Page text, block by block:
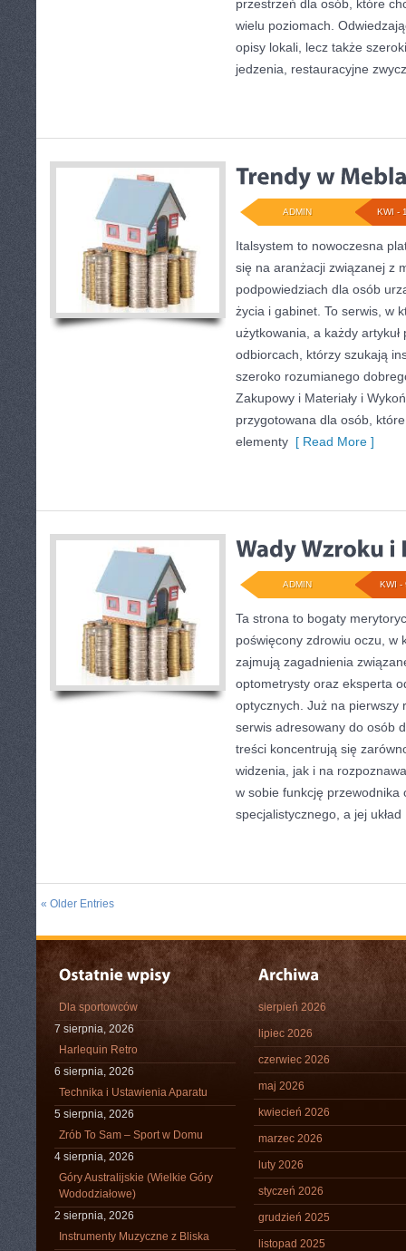
przestrzeń dla osób, które
wielu poziomach.
opisy lokali, lecz także
jedzenia, restauracyjne
KWI -
ADMIN
Italsystem to nowoczesna
się na aranżacji związanej z
podpowiedziach dla osób
życia i gabinet. To serwis, w
użytkowania, a każdy
odbiorcach, którzy szukają
szeroko rozumianego
Zakupowy i Materiały i
przygotowana dla osób,
elementy [ Read More ]
KWI -
ADMIN
Ta strona to bogaty
poświęcony zdrowiu oczu, w
zajmują zagadnienia
optometrysty oraz eksperta
optycznych. Już na pierwszy
serwis adresowany do osób
treści koncentrują się
widzenia, jak i na
w sobie funkcję przewodnika
specjalistycznego, a jej układ
« Older Entries
Dla sportowców
7 sierpnia, 2026
Harlequin Retro
6 sierpnia, 2026
Technika i Ustawienia Aparatu
5 sierpnia, 2026
Zrób To Sam – Sport w Domu
4 sierpnia, 2026
Góry Australijskie (Wielkie Góry
Wododziałowe)
2 sierpnia, 2026
Instrumenty Muzyczne z Bliska
sierpień 2026
lipiec 2026
czerwiec 2026
maj 2026
kwiecień 2026
marzec 2026
luty 2026
styczeń 2026
grudzień 2025
listopad 2025